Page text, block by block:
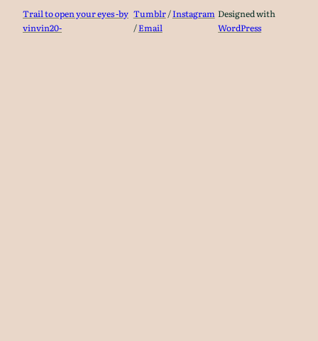
Trail to open your eyes -by
vinvin20-
Tumblr/Instagram
/Email
Designed with
WordPress